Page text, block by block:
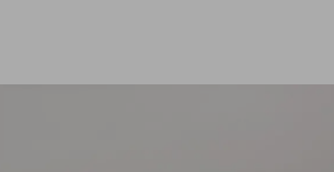
Certificaten